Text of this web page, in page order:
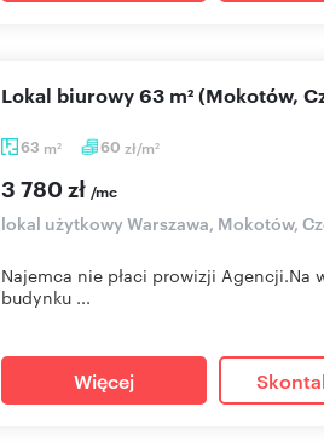
63 m2 60 zł/m2
Lokal biurowy 63 m² (Mokotów,
3 780 zł /mc
lokal użytkowy Warszawa, Mokotów,
Najemca nie płaci prowizji
budynku ...
Więcej